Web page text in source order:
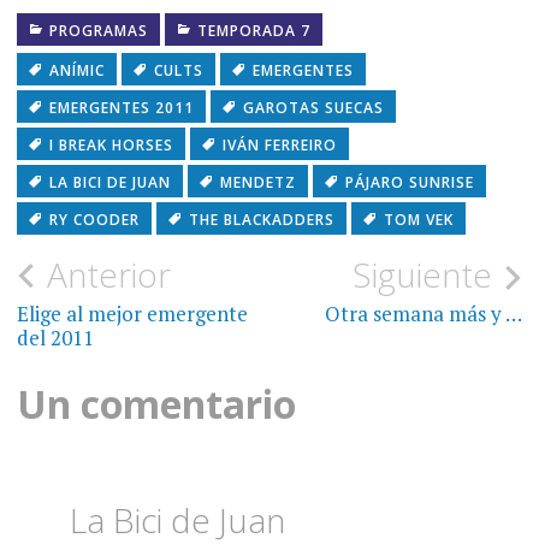
PROGRAMAS
TEMPORADA 7
ANÍMIC
CULTS
EMERGENTES
EMERGENTES 2011
GAROTAS SUECAS
I BREAK HORSES
IVÁN FERREIRO
LA BICI DE JUAN
MENDETZ
PÁJARO SUNRISE
RY COODER
THE BLACKADDERS TOM VEK
Navegación
de
Anterior
Elige al mejor emergente
del 2011
Siguiente
Otra semana más y …
Un comentario
La Bici de Juan